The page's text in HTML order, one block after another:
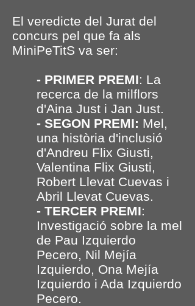
El veredicte del Jurat del
concurs pel que fa als
MiniPeTitS va ser:
- PRIMER PREMI: La
recerca de la milflors
d'Aina Just i Jan Just.
- SEGON PREMI: Mel,
una història d'inclusió
d'Andreu Flix Giusti,
Valentina Flix Giusti,
Robert Llevat Cuevas i
Abril Llevat Cuevas.
- TERCER PREMI:
Investigació sobre la mel
de Pau Izquierdo
Pecero, Nil Mejía
Izquierdo, Ona Mejía
Izquierdo i Ada Izquierdo
Pecero.